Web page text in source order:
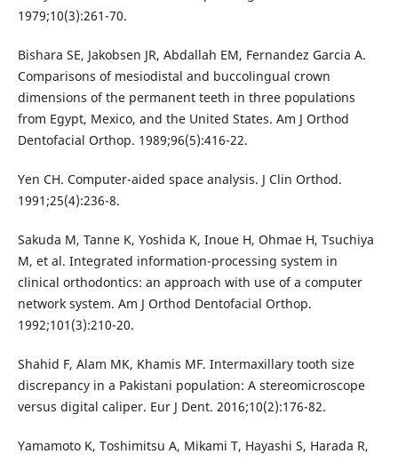
1979;10(3):261-70.
Bishara SE, Jakobsen JR, Abdallah EM, Fernandez Garcia A.
Comparisons of mesiodistal and buccolingual crown
dimensions of the permanent teeth in three populations
from Egypt, Mexico, and the United States. Am J Orthod
Dentofacial Orthop. 1989;96(5):416-22.
Yen CH. Computer-aided space analysis. J Clin Orthod.
1991;25(4):236-8.
Sakuda M, Tanne K, Yoshida K, Inoue H, Ohmae H, Tsuchiya
M, et al. Integrated information-processing system in
clinical orthodontics: an approach with use of a computer
network system. Am J Orthod Dentofacial Orthop.
1992;101(3):210-20.
Shahid F, Alam MK, Khamis MF. Intermaxillary tooth size
discrepancy in a Pakistani population: A stereomicroscope
versus digital caliper. Eur J Dent. 2016;10(2):176-82.
Yamamoto K, Toshimitsu A, Mikami T, Hayashi S, Harada R,